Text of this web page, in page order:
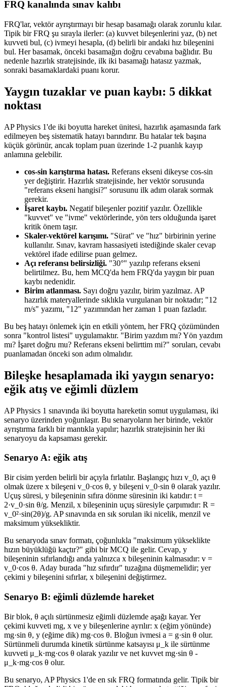
FRQ kanalında sınav kalıbı
FRQ'lar, vektör ayrıştırmayı bir hesap basamağı olarak zorunlu kılar.
Tipik bir FRQ şu sırayla ilerler: (a) kuvvet bileşenlerini yaz, (b) net
kuvveti bul, (c) ivmeyi hesapla, (d) belirli bir andaki hız bileşenini
bul. Her basamak, önceki basamağın doğru cevabına bağlıdır. Bu
nedenle hazırlık stratejisinde, ilk iki basamağı hatasız yazmak,
sonraki basamaklardaki puanı korur.
Yaygın tuzaklar ve puan kaybı: 5 dikkat
noktası
AP Physics 1'de iki boyutta hareket ünitesi, hazırlık aşamasında fark
edilmeyen beş sistematik hatayı barındırır. Bu hatalar tek başına
küçük görünür, ancak toplam puan üzerinde 1-2 puanlık kayıp
anlamına gelebilir.
cos-sin karıştırma hatası. Referans ekseni dikeyse cos-sin
yer değiştirir. Hazırlık stratejisinde, her vektör sorusunda
"referans ekseni hangisi?" sorusunu ilk adım olarak sormak
gerekir.
İşaret kaybı. Negatif bileşenler pozitif yazılır. Özellikle
"kuvvet" ve "ivme" vektörlerinde, yön ters olduğunda işaret
kritik önem taşır.
Skaler-vektörel karışımı. "Sürat" ve "hız" birbirinin yerine
kullanılır. Sınav, kavram hassasiyeti istediğinde skaler cevap
vektörel ifade edilirse puan gelmez.
Açı referansı belirsizliği. "30°" yazılıp referans ekseni
belirtilmez. Bu, hem MCQ'da hem FRQ'da yaygın bir puan
kaybı nedenidir.
Birim atlanması. Sayı doğru yazılır, birim yazılmaz. AP
hazırlık materyallerinde sıklıkla vurgulanan bir noktadır; "12
m/s" yazımı, "12" yazımından her zaman 1 puan fazladır.
Bu beş hatayı önlemek için en etkili yöntem, her FRQ çözümünden
sonra "kontrol listesi" uygulamaktır. "Birim yazdım mı? Yön yazdım
mı? İşaret doğru mu? Referans ekseni belirttim mi?" soruları, cevabı
puanlamadan önceki son adım olmalıdır.
Bileşke hesaplamada iki yaygın senaryo:
eğik atış ve eğimli düzlem
AP Physics 1 sınavında iki boyutta hareketin somut uygulaması, iki
senaryo üzerinden yoğunlaşır. Bu senaryoların her birinde, vektör
ayrıştırma farklı bir mantıkla yapılır; hazırlık stratejisinin her iki
senaryoyu da kapsaması gerekir.
Senaryo A: eğik atış
Bir cisim yerden belirli bir açıyla fırlatılır. Başlangıç hızı v_0, açı θ
olmak üzere x bileşeni v_0·cos θ, y bileşeni v_0·sin θ olarak yazılır.
Uçuş süresi, y bileşeninin sıfıra dönme süresinin iki katıdır: t =
2·v_0·sin θ/g. Menzil, x bileşeninin uçuş süresiyle çarpımıdır: R =
v_0²·sin(2θ)/g. AP sınavında en sık sorulan iki nicelik, menzil ve
maksimum yüksekliktir.
Bu senaryoda sınav formatı, çoğunlukla "maksimum yükseklikte
hızın büyüklüğü kaçtır?" gibi bir MCQ ile gelir. Cevap, y
bileşeninin sıfırlandığı anda yalnızca x bileşeninin kalmasıdır: v =
v_0·cos θ. Aday burada "hız sıfırdır" tuzağına düşmemelidir; yer
çekimi y bileşenini sıfırlar, x bileşenini değiştirmez.
Senaryo B: eğimli düzlemde hareket
Bir blok, θ açılı sürtünmesiz eğimli düzlemde aşağı kayar. Yer
çekimi kuvveti mg, x ve y bileşenlerine ayrılır: x (eğim yönünde)
mg·sin θ, y (eğime dik) mg·cos θ. Bloğun ivmesi a = g·sin θ olur.
Sürtünmeli durumda kinetik sürtünme katsayısı μ_k ile sürtünme
kuvveti μ_k·mg·cos θ olarak yazılır ve net kuvvet mg·sin θ -
μ_k·mg·cos θ olur.
Bu senaryo, AP Physics 1'de en sık FRQ formatında gelir. Tipik bir